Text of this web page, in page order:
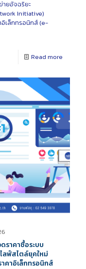
ายอัจฉริยะ
Initiative)
อิเล็กทรอนิกส์ (e-
Read more
ราคาซื้อระบบ
ลฟ์สไตล์ยุคใหม่
าคาอิเล็กทรอนิกส์